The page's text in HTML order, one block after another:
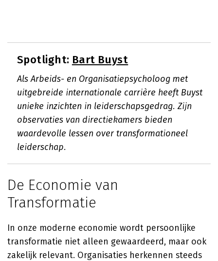
Spotlight: Bart Buyst
Als Arbeids- en Organisatiepsycholoog met
uitgebreide internationale carrière heeft Buyst
unieke inzichten in leiderschapsgedrag. Zijn
observaties van directiekamers bieden
waardevolle lessen over transformationeel
leiderschap.
De Economie van
Transformatie
In onze moderne economie wordt persoonlijke
transformatie niet alleen gewaardeerd, maar ook
zakelijk relevant. Organisaties herkennen steeds